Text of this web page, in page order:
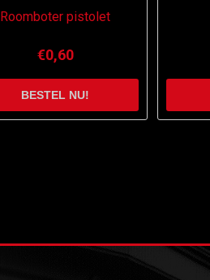
Roomboter pistolet
€0,60